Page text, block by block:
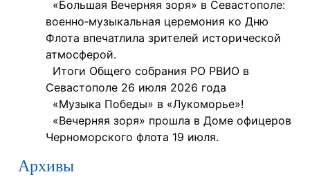
«Большая Вечерняя зоря» в Севастополе:
военно‑музыкальная церемония ко Дню
Флота впечатлила зрителей исторической
атмосферой.
Итоги Общего собрания РО РВИО в
Севастополе 26 июля 2026 года
«Музыка Победы» в «Лукоморье»!
«Вечерняя зоря» прошла в Доме офицеров
Черноморского флота 19 июля.
Архивы